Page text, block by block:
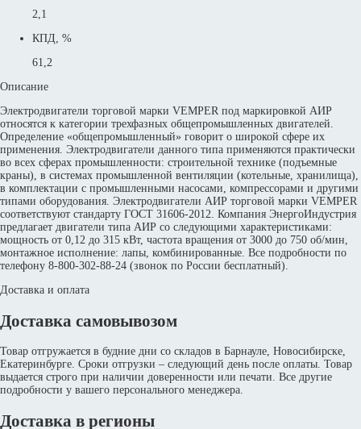
2,1
КПД, %
61,2
Описание
Электродвигатели торговой марки VEMPER под маркировкой АИР
относятся к категории трехфазных общепромышленных двигателей.
Определение «общепромышленный» говорит о широкой сфере их
применения. Электродвигатели данного типа применяются практически
во всех сферах промышленности: строительной технике (подъемные
краны), в системах промышленной вентиляции (котельные, хранилища),
в комплектации с промышленными насосами, компрессорами и другими
типами оборудования. Электродвигатели АИР торговой марки VEMPER
соответствуют стандарту ГОСТ 31606-2012. Компания ЭнергоИндустрия
предлагает двигатели типа АИР со следующими характеристиками:
мощность от 0,12 до 315 кВт, частота вращения от 3000 до 750 об/мин,
монтажное исполнение: лапы, комбинированные. Все подробности по
телефону 8-800-302-88-24 (звонок по России бесплатный).
Доставка и оплата
Доставка самовывозом
Товар отгружается в будние дни со складов в Барнауле, Новосибирске,
Екатеринбурге. Сроки отгрузки – следующий день после оплаты. Товар
выдается строго при наличии доверенности или печати. Все другие
подробности у вашего персонального менеджера.
Доставка в регионы